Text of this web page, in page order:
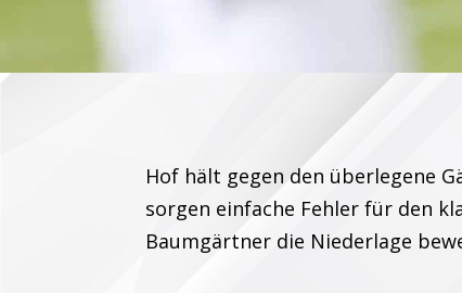
Hof hält gegen den überlegene
sorgen einfache Fehler für den
Baumgärtner die Niederlage